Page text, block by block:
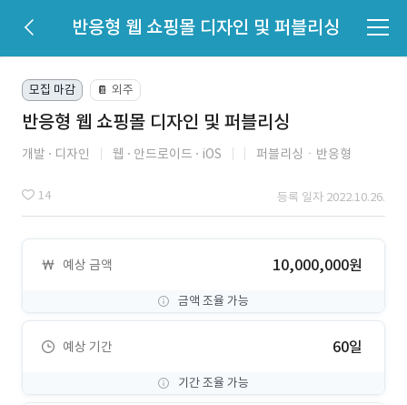
반응형 웹 쇼핑몰 디자인 및 퍼블리싱
모집 마감 📔 외주
반응형 웹 쇼핑몰 디자인 및 퍼블리싱
개발 디자인 웹 안드로이드 iOS 퍼블리싱ㆍ반응형
14 등록 일자 2022.10.26.
예상 금액 10,000,000원
금액 조율 가능
예상 기간 60일
기간 조율 가능